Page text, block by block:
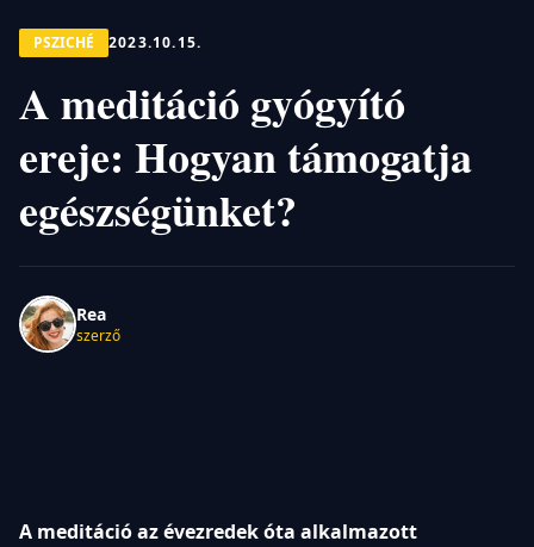
PSZICHÉ 2023.10.15.
A meditáció gyógyító
ereje: Hogyan támogatja
egészségünket?
Rea
szerző
A meditáció az évezredek óta alkalmazott